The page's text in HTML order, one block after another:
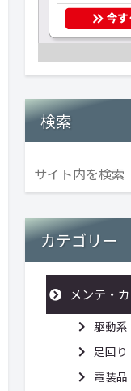
検索
カテゴリー
メンテ・
駆動系
足回り
電装品